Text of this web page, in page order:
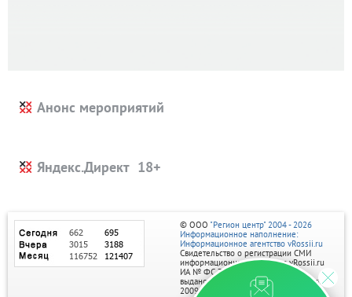
Анонс мероприятий
Яндекс.Директ
© ООО "Регион центр" 2004 - 2026
Информационное наполнение:
Информационное агентство vRossii.ru
Свидетельство о регистрации СМИ
информационного агентства vRossii.ru
ИА № ФС 77‑35502
выдано РОСКОМНАДЗОРом 04 марта
2009г.